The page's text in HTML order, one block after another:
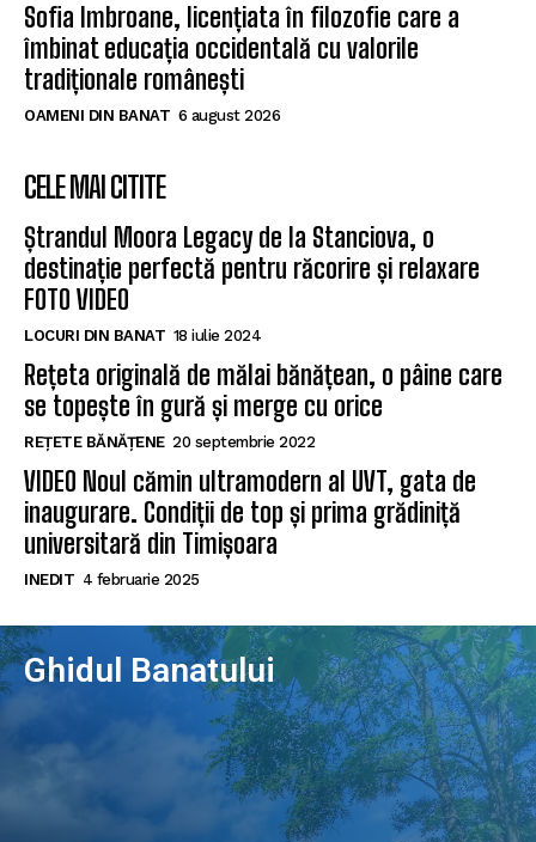
Sofia Imbroane, licențiata în filozofie care a
îmbinat educația occidentală cu valorile
tradiționale românești
OAMENI DIN BANAT 6 august 2026
CELE MAI CITITE
Ștrandul Moora Legacy de la Stanciova, o
destinație perfectă pentru răcorire și relaxare
FOTO VIDEO
LOCURI DIN BANAT 18 iulie 2024
Rețeta originală de mălai bănățean, o pâine care
se topește în gură și merge cu orice
REȚETE BĂNĂȚENE 20 septembrie 2022
VIDEO Noul cămin ultramodern al UVT, gata de
inaugurare. Condiții de top și prima grădiniță
universitară din Timișoara
INEDIT 4 februarie 2025
Ghidul Banatului